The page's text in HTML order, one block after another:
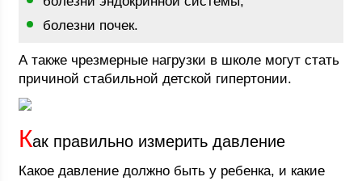
болезни почек.
А также чрезмерные нагрузки в школе могут стать
причиной стабильной детской гипертонии.
Как правильно измерить давление
Какое давление должно быть у ребенка, и какие